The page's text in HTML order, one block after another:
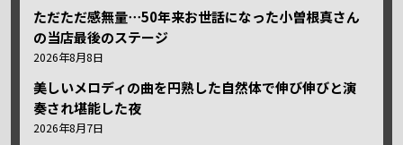
ただただ感無量⋯50年来お世話になった小曽根真さん
の当店最後のステージ
2026年8月8日
美しいメロディの曲を円熟した自然体で伸び伸びと演
奏され堪能した夜
2026年8月7日